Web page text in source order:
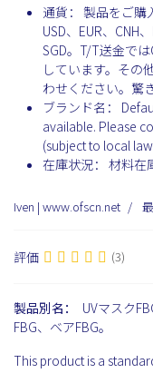
通貨： 製品をご購
USD、EUR、CNH
SGD。T/T送金では
しています。その
わせください。驚
ブランド名：
available. Please
(subject to local
在庫状況： 材料在
Iven | www.ofscn.net
評価 (3)
製品別名： UVマスク
FBG、ベアFBG。
This product is a